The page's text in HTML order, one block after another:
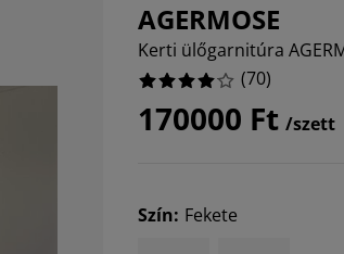
AGERMOSE
Kerti ülőgarnitúra
(70)
170000 Ft /szett
Szín: Fekete
2.857142857142857%